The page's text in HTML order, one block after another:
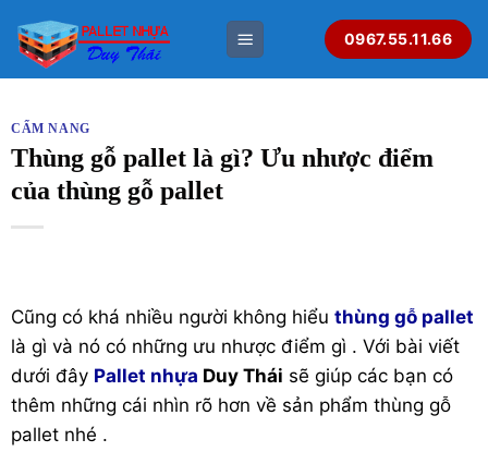
qua
0967.55.11.66
CẨM NANG
Thùng gỗ pallet là gì? Ưu nhược điểm
của thùng gỗ pallet
Cũng có khá nhiều người không hiểu thùng gỗ pallet
là gì và nó có những ưu nhược điểm gì . Với bài viết
dưới đây Pallet nhựa Duy Thái sẽ giúp các bạn có
thêm những cái nhìn rõ hơn về sản phẩm thùng gỗ
pallet nhé .